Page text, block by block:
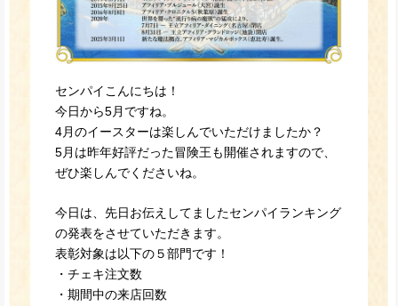
センパイこんにちは！
今日から5月ですね。
4月のイースターは楽しんでいただけましたか？
5月は昨年好評だった冒険王も開催されますので、
ぜひ楽しんでくださいね。
今日は、先日お伝えしてましたセンパイランキング
の発表をさせていただきます。
表彰対象は以下の５部門です！
・チェキ注文数
・期間中の来店回数